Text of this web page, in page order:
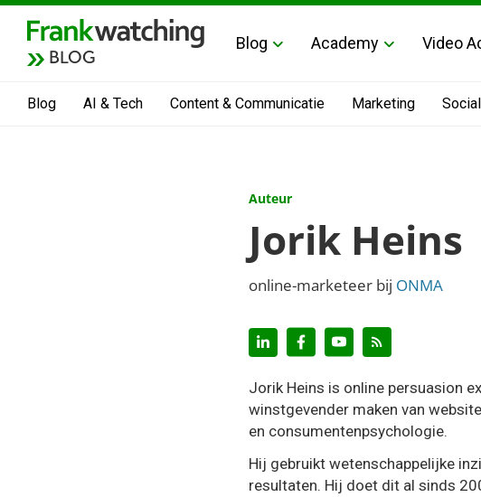
BLOG
Blog Academy Video
Blog AI & Tech Content & Communicatie Marketing Social
Auteur
Jorik Heins
online-marketeer bij ONMA
Jorik Heins is online persuasion
winstgevender maken van
en consumentenpsychologie.
Hij gebruikt wetenschappelijke
resultaten. Hij doet dit al sinds